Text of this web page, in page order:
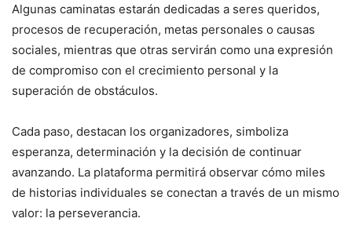
Algunas caminatas estarán dedicadas a seres queridos,
procesos de recuperación, metas personales o causas
sociales, mientras que otras servirán como una expresión
de compromiso con el crecimiento personal y la
superación de obstáculos.
Cada paso, destacan los organizadores, simboliza
esperanza, determinación y la decisión de continuar
avanzando. La plataforma permitirá observar cómo miles
de historias individuales se conectan a través de un mismo
valor: la perseverancia.